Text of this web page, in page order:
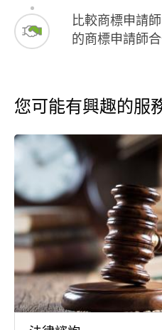
比較商標申請
的商標申請師
您可能有興趣的服